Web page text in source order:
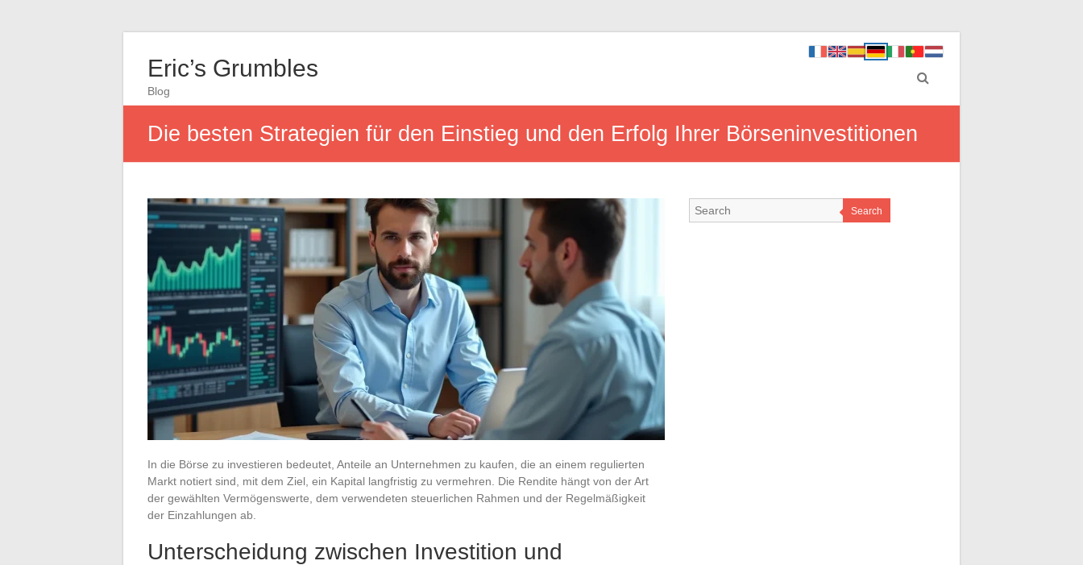
Eric’s Grumbles
Blog
Die besten Strategien für den Einstieg und den Erfolg Ihrer Börseninvestitionen
In die Börse zu investieren bedeutet, Anteile an Unternehmen zu kaufen, die an einem regulierten
Markt notiert sind, mit dem Ziel, ein Kapital langfristig zu vermehren. Die Rendite hängt von der Art
der gewählten Vermögenswerte, dem verwendeten steuerlichen Rahmen und der Regelmäßigkeit
der Einzahlungen ab.
Unterscheidung zwischen Investition und
Search